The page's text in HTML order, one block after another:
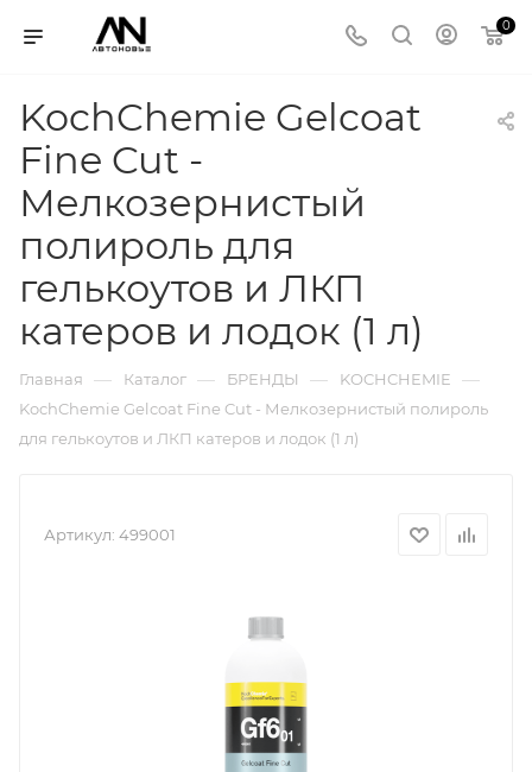
0
KochChemie Gelcoat
Fine Cut -
Мелкозернистый
полироль для
гелькоутов и ЛКП
катеров и лодок (1 л)
Главная — Каталог — БРЕНДЫ — KOCHCHEMIE —
KochChemie Gelcoat Fine Cut - Мелкозернистый полироль
для гелькоутов и ЛКП катеров и лодок (1 л)
Артикул: 499001